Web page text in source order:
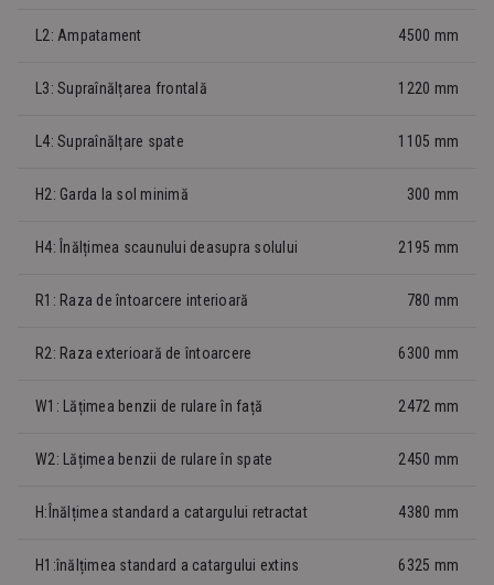
L2: Ampatament 4500 mm
L3: Supraînălțarea frontală 1220 mm
L4: Supraînălțare spate 1105 mm
H2: Garda la sol minimă 300 mm
H4: Înălțimea scaunului deasupra solului 2195 mm
R1: Raza de întoarcere interioară 780 mm
R2: Raza exterioară de întoarcere 6300 mm
W1: Lățimea benzii de rulare în față 2472 mm
W2: Lățimea benzii de rulare în spate 2450 mm
H:Înălțimea standard a catargului retractat 4380 mm
H1:înălțimea standard a catargului extins 6325 mm